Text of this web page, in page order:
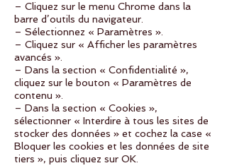
– Cliquez sur le menu Chrome dans la
barre d’outils du navigateur.
– Sélectionnez « Paramètres ».
– Cliquez sur « Afficher les paramètres
avancés ».
– Dans la section « Confidentialité »,
cliquez sur le bouton « Paramètres de
contenu ».
– Dans la section « Cookies »,
sélectionner « Interdire à tous les sites de
stocker des données » et cochez la case «
Bloquer les cookies et les données de site
tiers », puis cliquez sur OK.